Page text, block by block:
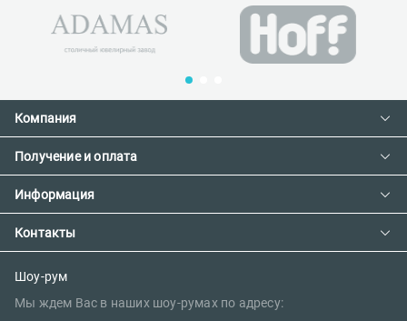
Компания
Контакты
О компании
Сотрудничество
Получение и оплата
Доставка и оплата
Предзаказ товара с фабрики
Информация
Как сделать заказ
Политика конфиденциальности
Контакты
E-mail:
sales@parketov-store.ru
Шоу-рум
Мы ждем Вас в наших шоу-румах по адресу: